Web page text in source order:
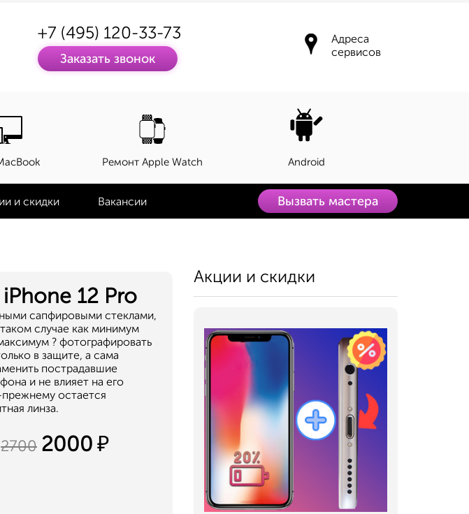
+7 (495) 120-33-73
Заказать звонок
Адреса
сервисов
Ремонт Apple Watch Android
и скидки Вакансии Вызвать мастера
12 Pro
сапфировыми стеклами,
случае как минимум
? фотографировать
в защите, а сама
пострадавшие
и не влияет на его
остается
линза.
2700 2000
Акции и скидки